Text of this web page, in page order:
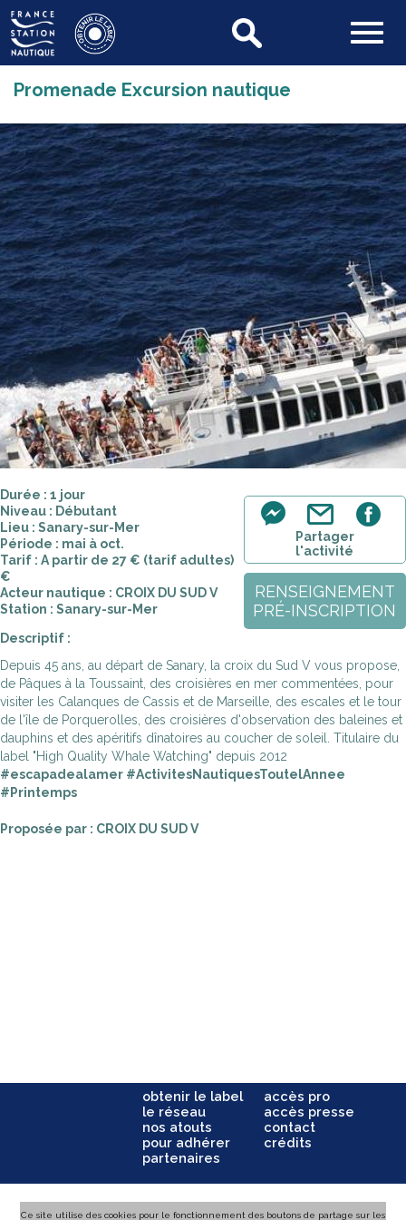
Ce site utilise des cookies pour le fonctionnement des boutons de partage sur les
Promenade Excursion nautique
Durée : 1 jour
Niveau : Débutant
Lieu : Sanary-sur-Mer
Période : mai à oct.
Tarif : A partir de 27 € (tarif adultes)
€
Acteur nautique : CROIX DU SUD V
Station : Sanary-sur-Mer
Partager
l'activité
RENSEIGNEMENT
PRÉ-INSCRIPTION
Descriptif :
Depuis 45 ans, au départ de Sanary, la croix du Sud V vous propose,
de Pâques à la Toussaint, des croisières en mer commentées, pour
visiter les Calanques de Cassis et de Marseille, des escales et le tour
de l'île de Porquerolles, des croisières d'observation des baleines et
dauphins et des apéritifs dînatoires au coucher de soleil. Titulaire du
label "High Quality Whale Watching" depuis 2012
#escapadealamer #ActivitesNautiquesToutelAnnee
#Printemps
Proposée par : CROIX DU SUD V
obtenir le label
le réseau
nos atouts
pour adhérer
partenaires
accès pro
accès presse
contact
crédits